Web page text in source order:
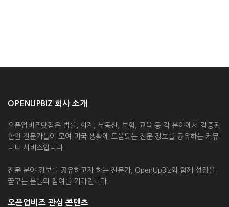
OPENUPBIZ 회사 소개
오픈업비즈닷컴은 법률, 회계, 부동산, 보험, 교육 등 각 분야에서 검증된
한인 전문가들이 모여 미국 생활에 도움되는 전문 정보를 공유하는 커뮤
니티 서비스입니다.
전문 분야 정보를 공유하고자 하는 전문가, OpenUpBiz와 함께 성장을
꿈꾸는 분들의 참여를 기다립니다.
오픈업비즈 관심 콘텐츠